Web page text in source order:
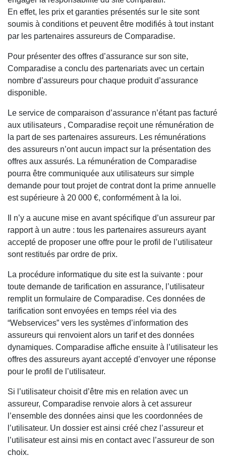
En effet, les prix et garanties présentés sur le site sont
soumis à conditions et peuvent être modifiés à tout instant
par les partenaires assureurs de Comparadise.
Pour présenter des offres d’assurance sur son site,
Comparadise a conclu des partenariats avec un certain
nombre d’assureurs pour chaque produit d’assurance
disponible.
Le service de comparaison d’assurance n’étant pas facturé
aux utilisateurs , Comparadise reçoit une rémunération de
la part de ses partenaires assureurs. Les rémunérations
des assureurs n’ont aucun impact sur la présentation des
offres aux assurés. La rémunération de Comparadise
pourra être communiquée aux utilisateurs sur simple
demande pour tout projet de contrat dont la prime annuelle
est supérieure à 20 000 €, conformément à la loi.
Il n’y a aucune mise en avant spécifique d’un assureur par
rapport à un autre : tous les partenaires assureurs ayant
accepté de proposer une offre pour le profil de l’utilisateur
sont restitués par ordre de prix.
La procédure informatique du site est la suivante : pour
toute demande de tarification en assurance, l’utilisateur
remplit un formulaire de Comparadise. Ces données de
tarification sont envoyées en temps réel via des
“Webservices” vers les systèmes d’information des
assureurs qui renvoient alors un tarif et des données
dynamiques. Comparadise affiche ensuite à l’utilisateur les
offres des assureurs ayant accepté d’envoyer une réponse
pour le profil de l’utilisateur.
Si l’utilisateur choisit d’être mis en relation avec un
assureur, Comparadise renvoie alors à cet assureur
l’ensemble des données ainsi que les coordonnées de
l’utilisateur. Un dossier est ainsi créé chez l’assureur et
l’utilisateur est ainsi mis en contact avec l’assureur de son
choix.